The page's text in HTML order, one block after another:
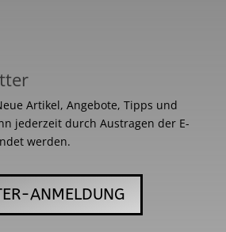
Artikel, Angebote, Tipps und
jederzeit durch Austragen der E-
werden.
ANMELDUNG